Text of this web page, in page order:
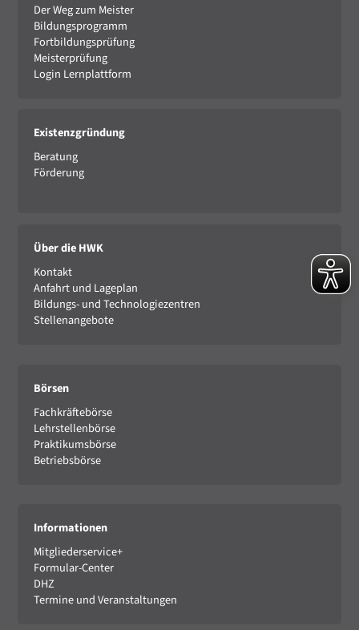
Der Weg zum Meister
Bildungsprogramm
Fortbildungsprüfung
Meisterprüfung
Login Lernplattform
Existenzgründung
Beratung
Förderung
Über die HWK
Kontakt
Anfahrt und Lageplan
Bildungs- und Technologiezentren
Stellenangebote
Börsen
Fachkräftebörse
Lehrstellenbörse
Praktikumsbörse
Betriebsbörse
Informationen
Mitgliederservice+
Formular-Center
DHZ
Termine und Veranstaltungen